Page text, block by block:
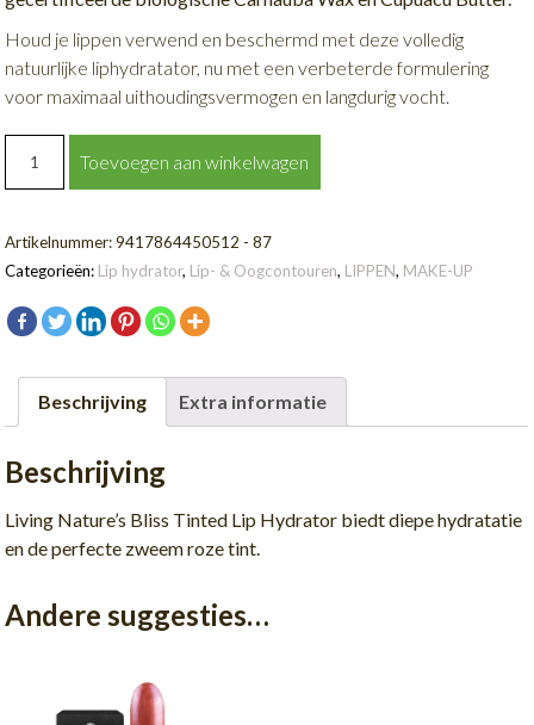
Houd je lippen verwend en beschermd met deze volledig
natuurlijke liphydratator, nu met een verbeterde formulering
voor maximaal uithoudingsvermogen en langdurig vocht.
Hydrator
aantal
Toevoegen aan winkelwagen
Artikelnummer:9417864450512 - 87
Categorieën: Lip hydrator, Lip- & Oogcontouren, LIPPEN, MAKE-UP
Beschrijving Extra informatie
Beschrijving
Living Nature’s Bliss Tinted Lip Hydrator biedt diepe hydratatie
en de perfecte zweem roze tint.
Andere suggesties…